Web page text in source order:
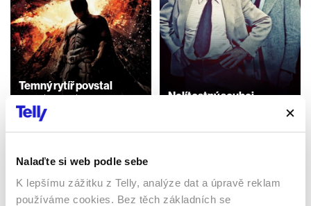
Nalaďte si web podle sebe
K lepšímu zážitku z Telly, analýze dat a úpravě reklam
používáme cookies. Bez těch základních se
Temný rytíř povstal
Filmy / Thrillery / Krimi /
Drama / Akční / Fantasy
Nelítostný souboj
Sledujte kdekoliv až na 6 zařízeních